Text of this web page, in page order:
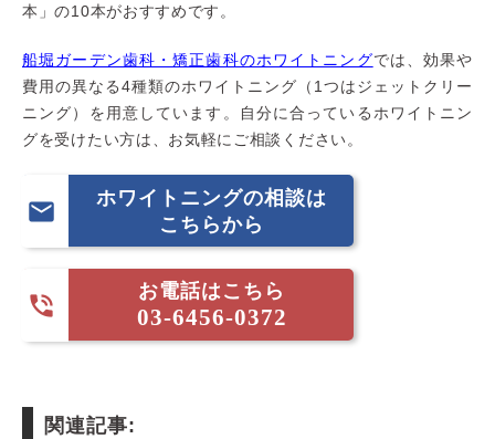
本」の10本がおすすめです。
船堀ガーデン歯科・矯正歯科のホワイトニングでは、効果や
費用の異なる4種類のホワイトニング（1つはジェットクリー
ニング）を用意しています。自分に合っているホワイトニン
グを受けたい方は、お気軽にご相談ください。

ホワイトニングの相談は
こちらから
 お電話はこちら
03-6456-0372
関連記事: